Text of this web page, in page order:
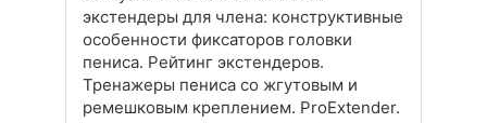
экстендеры для члена: конструктивные
особенности фиксаторов головки
пениса. Рейтинг экстендеров.
Тренажеры пениса со жгутовым и
ремешковым креплением. ProExtender.